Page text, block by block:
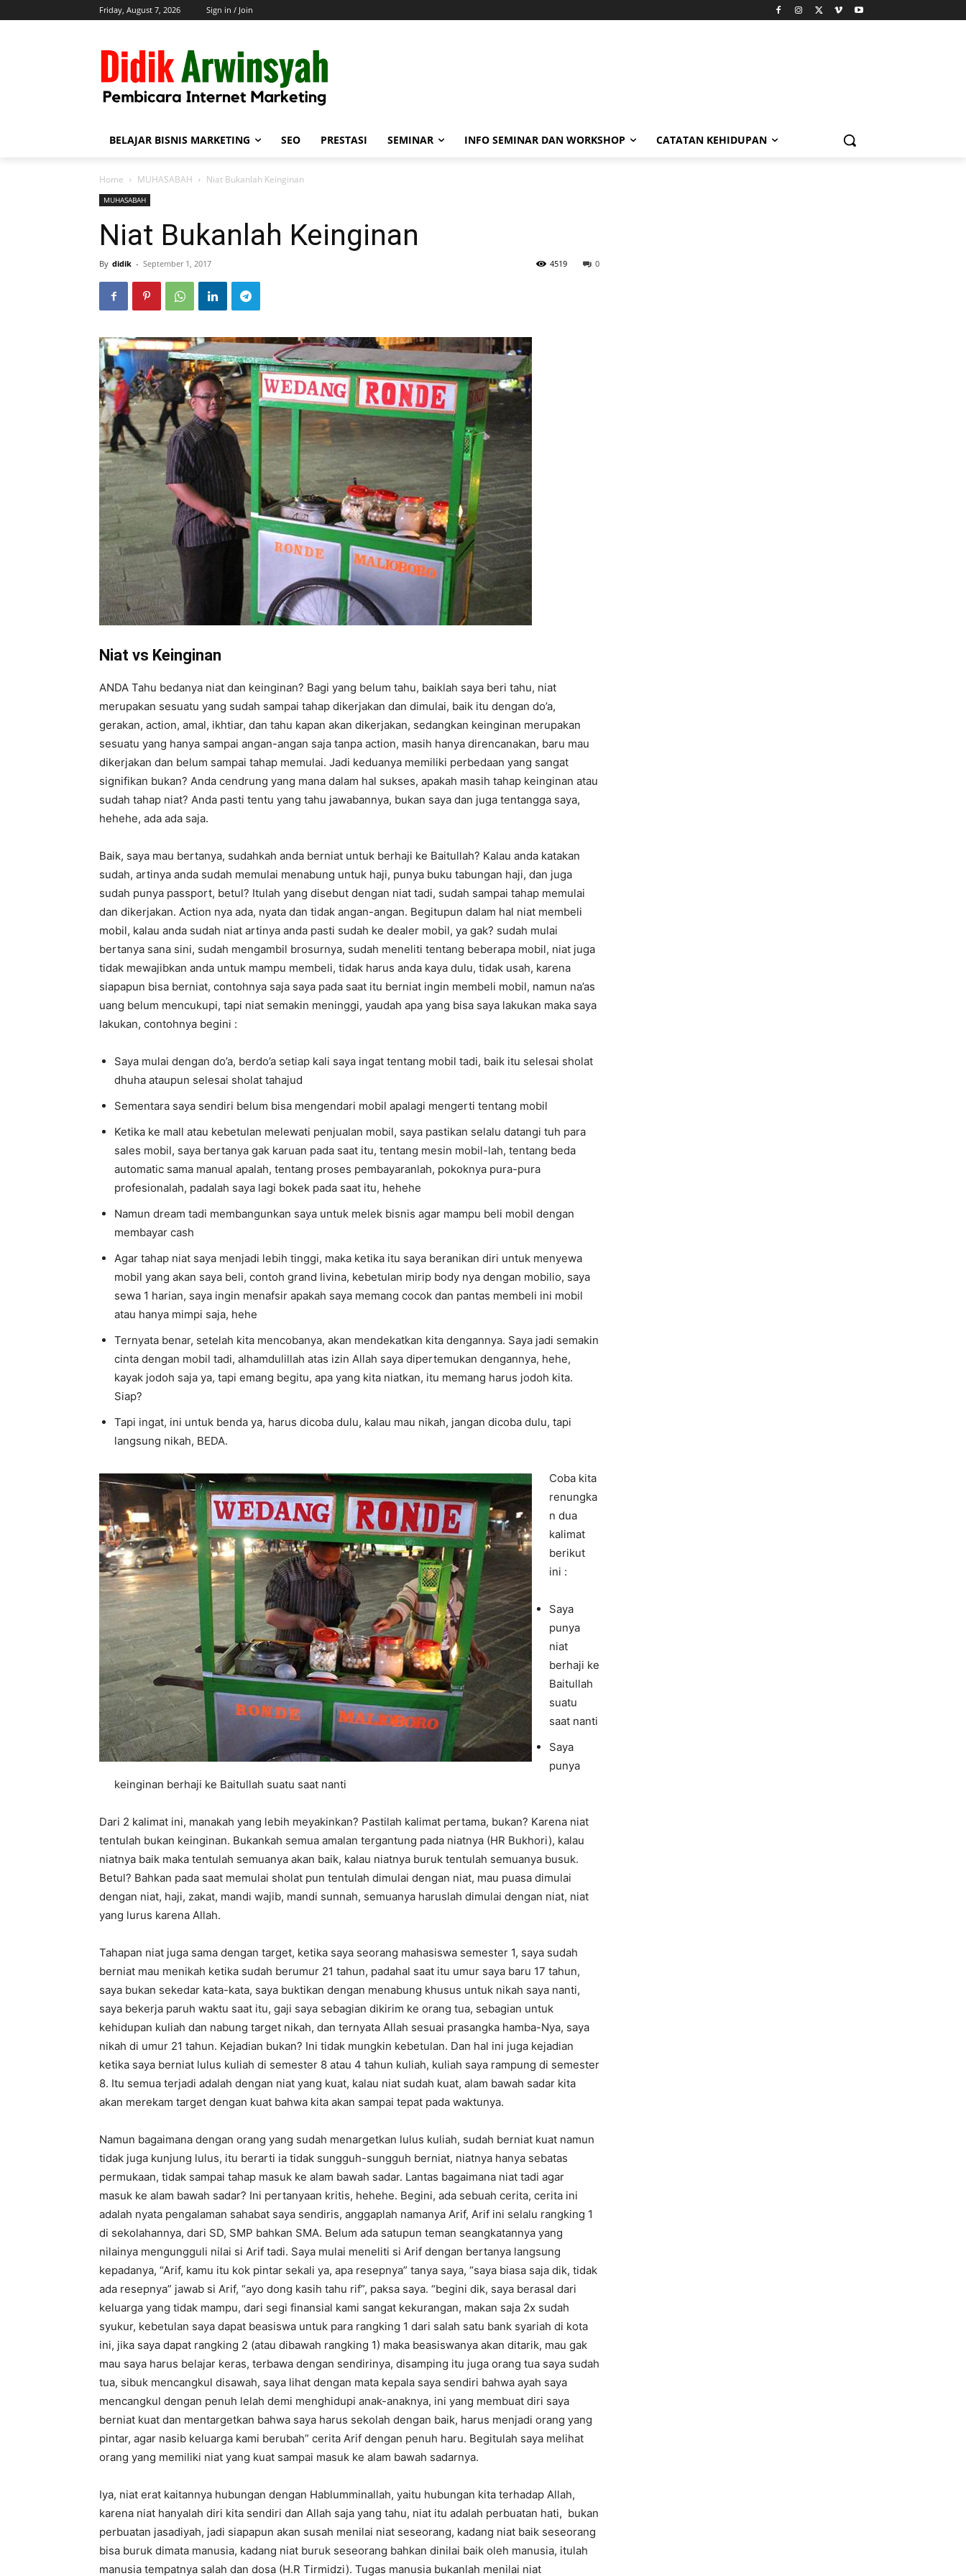
Friday, August 7, 2026 Sign in / Join
BELAJAR BISNIS MARKETING SEO PRESTASI SEMINAR INFO SEMINAR DAN WORKSHOP CATATAN KEHIDUPAN
Home MUHASABAH Niat Bukanlah Keinginan
MUHASABAH
Niat Bukanlah Keinginan
By didik - September 1, 2017 0
4519
Niat vs Keinginan
ANDA Tahu bedanya niat dan keinginan? Bagi yang belum tahu, baiklah saya beri tahu, niat
merupakan sesuatu yang sudah sampai tahap dikerjakan dan dimulai, baik itu dengan do’a,
gerakan, action, amal, ikhtiar, dan tahu kapan akan dikerjakan, sedangkan keinginan merupakan
sesuatu yang hanya sampai angan-angan saja tanpa action, masih hanya direncanakan, baru mau
dikerjakan dan belum sampai tahap memulai. Jadi keduanya memiliki perbedaan yang sangat
signifikan bukan? Anda cendrung yang mana dalam hal sukses, apakah masih tahap keinginan atau
sudah tahap niat? Anda pasti tentu yang tahu jawabannya, bukan saya dan juga tentangga saya,
hehehe, ada ada saja.
Baik, saya mau bertanya, sudahkah anda berniat untuk berhaji ke Baitullah? Kalau anda katakan
sudah, artinya anda sudah memulai menabung untuk haji, punya buku tabungan haji, dan juga
sudah punya passport, betul? Itulah yang disebut dengan niat tadi, sudah sampai tahap memulai
dan dikerjakan. Action nya ada, nyata dan tidak angan-angan. Begitupun dalam hal niat membeli
mobil, kalau anda sudah niat artinya anda pasti sudah ke dealer mobil, ya gak? sudah mulai
bertanya sana sini, sudah mengambil brosurnya, sudah meneliti tentang beberapa mobil, niat juga
tidak mewajibkan anda untuk mampu membeli, tidak harus anda kaya dulu, tidak usah, karena
siapapun bisa berniat, contohnya saja saya pada saat itu berniat ingin membeli mobil, namun na’as
uang belum mencukupi, tapi niat semakin meninggi, yaudah apa yang bisa saya lakukan maka saya
lakukan, contohnya begini :
Saya mulai dengan do’a, berdo’a setiap kali saya ingat tentang mobil tadi, baik itu selesai sholat
dhuha ataupun selesai sholat tahajud
Sementara saya sendiri belum bisa mengendari mobil apalagi mengerti tentang mobil
Ketika ke mall atau kebetulan melewati penjualan mobil, saya pastikan selalu datangi tuh para
sales mobil, saya bertanya gak karuan pada saat itu, tentang mesin mobil-lah, tentang beda
automatic sama manual apalah, tentang proses pembayaranlah, pokoknya pura-pura
profesionalah, padalah saya lagi bokek pada saat itu, hehehe
Namun dream tadi membangunkan saya untuk melek bisnis agar mampu beli mobil dengan
membayar cash
Agar tahap niat saya menjadi lebih tinggi, maka ketika itu saya beranikan diri untuk menyewa
mobil yang akan saya beli, contoh grand livina, kebetulan mirip body nya dengan mobilio, saya
sewa 1 harian, saya ingin menafsir apakah saya memang cocok dan pantas membeli ini mobil
atau hanya mimpi saja, hehe
Ternyata benar, setelah kita mencobanya, akan mendekatkan kita dengannya. Saya jadi semakin
cinta dengan mobil tadi, alhamdulillah atas izin Allah saya dipertemukan dengannya, hehe,
kayak jodoh saja ya, tapi emang begitu, apa yang kita niatkan, itu memang harus jodoh kita.
Siap?
Tapi ingat, ini untuk benda ya, harus dicoba dulu, kalau mau nikah, jangan dicoba dulu, tapi
langsung nikah, BEDA.
Coba kita
renungka
n dua
kalimat
berikut
ini :
Saya
punya
niat
berhaji ke
Baitullah
suatu
saat nanti
Saya
punya
keinginan berhaji ke Baitullah suatu saat nanti
Dari 2 kalimat ini, manakah yang lebih meyakinkan? Pastilah kalimat pertama, bukan? Karena niat
tentulah bukan keinginan. Bukankah semua amalan tergantung pada niatnya (HR Bukhori), kalau
niatnya baik maka tentulah semuanya akan baik, kalau niatnya buruk tentulah semuanya busuk.
Betul? Bahkan pada saat memulai sholat pun tentulah dimulai dengan niat, mau puasa dimulai
dengan niat, haji, zakat, mandi wajib, mandi sunnah, semuanya haruslah dimulai dengan niat, niat
yang lurus karena Allah.
Tahapan niat juga sama dengan target, ketika saya seorang mahasiswa semester 1, saya sudah
berniat mau menikah ketika sudah berumur 21 tahun, padahal saat itu umur saya baru 17 tahun,
saya bukan sekedar kata-kata, saya buktikan dengan menabung khusus untuk nikah saya nanti,
saya bekerja paruh waktu saat itu, gaji saya sebagian dikirim ke orang tua, sebagian untuk
kehidupan kuliah dan nabung target nikah, dan ternyata Allah sesuai prasangka hamba-Nya, saya
nikah di umur 21 tahun. Kejadian bukan? Ini tidak mungkin kebetulan. Dan hal ini juga kejadian
ketika saya berniat lulus kuliah di semester 8 atau 4 tahun kuliah, kuliah saya rampung di semester
8. Itu semua terjadi adalah dengan niat yang kuat, kalau niat sudah kuat, alam bawah sadar kita
akan merekam target dengan kuat bahwa kita akan sampai tepat pada waktunya.
Namun bagaimana dengan orang yang sudah menargetkan lulus kuliah, sudah berniat kuat namun
tidak juga kunjung lulus, itu berarti ia tidak sungguh-sungguh berniat, niatnya hanya sebatas
permukaan, tidak sampai tahap masuk ke alam bawah sadar. Lantas bagaimana niat tadi agar
masuk ke alam bawah sadar? Ini pertanyaan kritis, hehehe. Begini, ada sebuah cerita, cerita ini
adalah nyata pengalaman sahabat saya sendiris, anggaplah namanya Arif, Arif ini selalu rangking 1
di sekolahannya, dari SD, SMP bahkan SMA. Belum ada satupun teman seangkatannya yang
nilainya mengungguli nilai si Arif tadi. Saya mulai meneliti si Arif dengan bertanya langsung
kepadanya, “Arif, kamu itu kok pintar sekali ya, apa resepnya” tanya saya, “saya biasa saja dik, tidak
ada resepnya” jawab si Arif, “ayo dong kasih tahu rif”, paksa saya. “begini dik, saya berasal dari
keluarga yang tidak mampu, dari segi finansial kami sangat kekurangan, makan saja 2x sudah
syukur, kebetulan saya dapat beasiswa untuk para rangking 1 dari salah satu bank syariah di kota
ini, jika saya dapat rangking 2 (atau dibawah rangking 1) maka beasiswanya akan ditarik, mau gak
mau saya harus belajar keras, terbawa dengan sendirinya, disamping itu juga orang tua saya sudah
tua, sibuk mencangkul disawah, saya lihat dengan mata kepala saya sendiri bahwa ayah saya
mencangkul dengan penuh lelah demi menghidupi anak-anaknya, ini yang membuat diri saya
berniat kuat dan mentargetkan bahwa saya harus sekolah dengan baik, harus menjadi orang yang
pintar, agar nasib keluarga kami berubah” cerita Arif dengan penuh haru. Begitulah saya melihat
orang yang memiliki niat yang kuat sampai masuk ke alam bawah sadarnya.
Iya, niat erat kaitannya hubungan dengan Hablumminallah, yaitu hubungan kita terhadap Allah,
karena niat hanyalah diri kita sendiri dan Allah saja yang tahu, niat itu adalah perbuatan hati, bukan
perbuatan jasadiyah, jadi siapapun akan susah menilai niat seseorang, kadang niat baik seseorang
bisa buruk dimata manusia, kadang niat buruk seseorang bahkan dinilai baik oleh manusia, itulah
manusia tempatnya salah dan dosa (H.R Tirmidzi). Tugas manusia bukanlah menilai niat